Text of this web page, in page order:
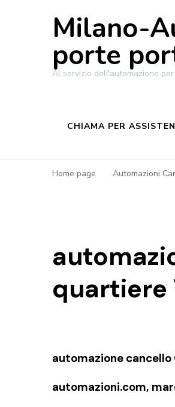
Milano-
porte
Al servizio dell'automazione
CHIAMA PER
Home page Automazioni
quartiere
automazione
automazioni.com,